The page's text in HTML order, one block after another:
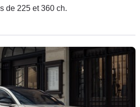
de 225 et 360 ch.